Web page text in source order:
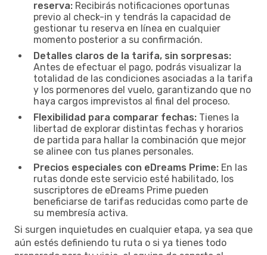
reserva: Recibirás notificaciones oportunas
previo al check-in y tendrás la capacidad de
gestionar tu reserva en línea en cualquier
momento posterior a su confirmación.
Detalles claros de la tarifa, sin sorpresas:
Antes de efectuar el pago, podrás visualizar la
totalidad de las condiciones asociadas a la tarifa
y los pormenores del vuelo, garantizando que no
haya cargos imprevistos al final del proceso.
Flexibilidad para comparar fechas: Tienes la
libertad de explorar distintas fechas y horarios
de partida para hallar la combinación que mejor
se alinee con tus planes personales.
Precios especiales con eDreams Prime: En las
rutas donde este servicio esté habilitado, los
suscriptores de eDreams Prime pueden
beneficiarse de tarifas reducidas como parte de
su membresía activa.
Si surgen inquietudes en cualquier etapa, ya sea que
aún estés definiendo tu ruta o si ya tienes todo